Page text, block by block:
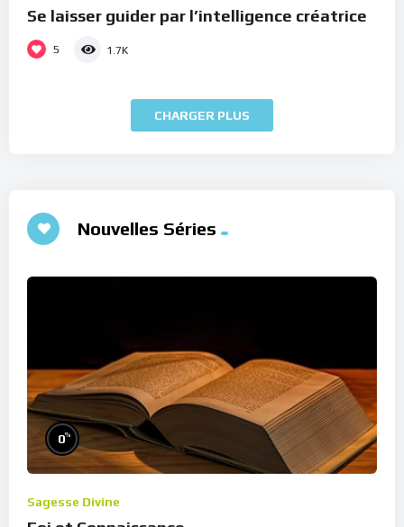
Se laisser guider par l’intelligence créatrice
5 1.7K
CHARGER PLUS
Nouvelles Séries
0%
Sagesse Divine